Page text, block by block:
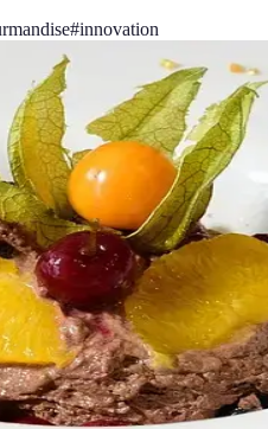
#innovation